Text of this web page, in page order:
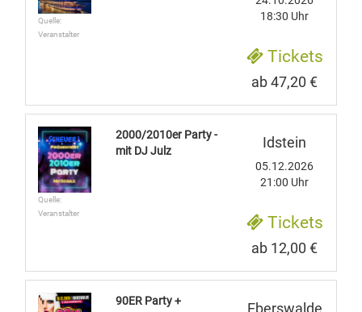
Quelle:
Veranstalter
18:30 Uhr
Tickets
ab 47,20 €
Quelle:
Veranstalter
2000/2010er Party -
mit DJ Julz
Idstein
05.12.2026
21:00 Uhr
Tickets
ab 12,00 €
90ER Party +
Eberswalde